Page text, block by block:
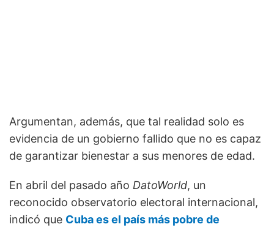
Argumentan, además, que tal realidad solo es
evidencia de un gobierno fallido que no es capaz
de garantizar bienestar a sus menores de edad.
En abril del pasado año DatoWorld, un
reconocido observatorio electoral internacional,
indicó que Cuba es el país más pobre de